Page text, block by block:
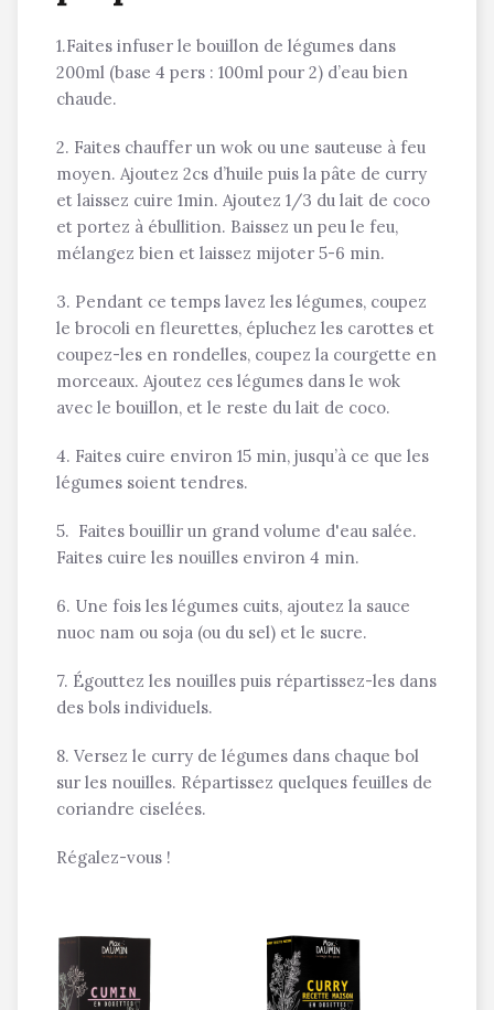
1.Faites infuser le bouillon de légumes dans
200ml (base 4 pers : 100ml pour 2) d’eau bien
chaude.
2. Faites chauffer un wok ou une sauteuse à feu
moyen. Ajoutez 2cs d’huile puis la pâte de curry
et laissez cuire 1min. Ajoutez 1/3 du lait de coco
et portez à ébullition. Baissez un peu le feu,
mélangez bien et laissez mijoter 5-6 min.
3. Pendant ce temps lavez les légumes, coupez
le brocoli en fleurettes, épluchez les carottes et
coupez-les en rondelles, coupez la courgette en
morceaux. Ajoutez ces légumes dans le wok
avec le bouillon, et le reste du lait de coco.
4. Faites cuire environ 15 min, jusqu’à ce que les
légumes soient tendres.
5. Faites bouillir un grand volume d'eau salée.
Faites cuire les nouilles environ 4 min.
6. Une fois les légumes cuits, ajoutez la sauce
nuoc nam ou soja (ou du sel) et le sucre.
7. Égouttez les nouilles puis répartissez-les dans
des bols individuels.
8. Versez le curry de légumes dans chaque bol
sur les nouilles. Répartissez quelques feuilles de
coriandre ciselées.
Régalez-vous !